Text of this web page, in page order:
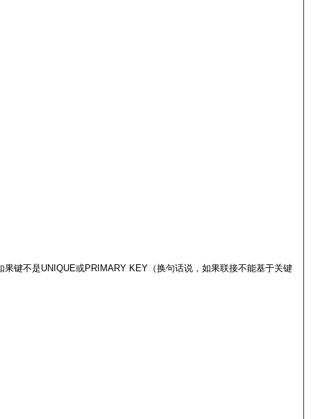
键不是UNIQUE或PRIMARY KEY（换句话说，如果联接不能基于关键